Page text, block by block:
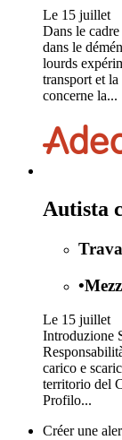
Le 15 juillet
Dans le
dans le
lourds
transport et
concerne la...
Autista
•
Le 15 juillet
Introduzione
carico e
territorio del
Profilo...
Créer une